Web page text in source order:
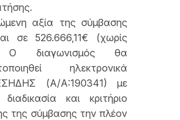
αξία της σύμβασης
σε 526.666,11€ (χωρίς
διαγωνισμός θα
ηλεκτρονικά
(Α/Α:190341) με
διαδικασία και κριτήριο
της σύμβασης την πλέον